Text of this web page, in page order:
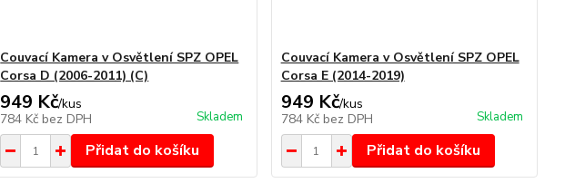
Couvací Kamera v Osvětlení SPZ OPEL
Corsa D (2006-2011) (C)
949 Kč/kus
784 Kč bez DPH Skladem
Přidat do košíku
Couvací Kamera v Osvětlení SPZ OPEL
Corsa E (2014-2019)
949 Kč/kus
784 Kč bez DPH Skladem
Přidat do košíku